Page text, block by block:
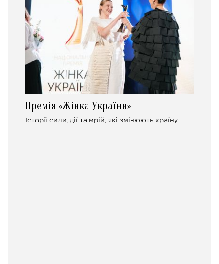
Премія «Жінка України»
Історії сили, дії та мрій, які змінюють країну.